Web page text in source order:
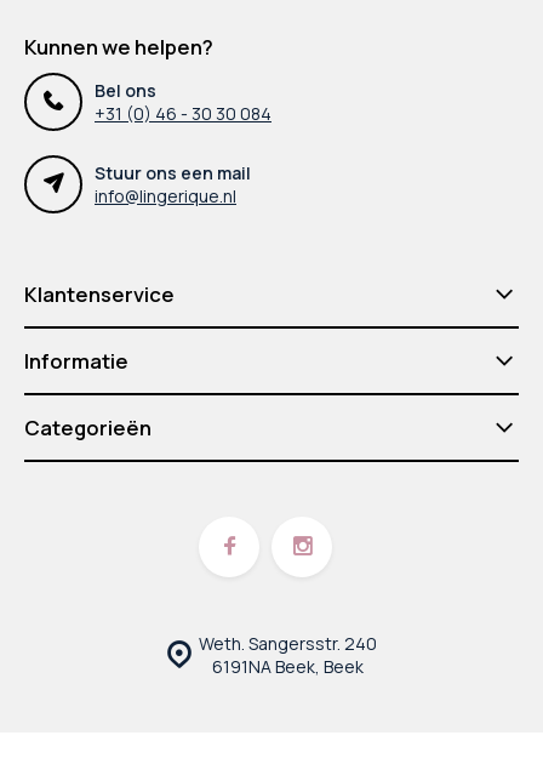
Kunnen we helpen?
Bel ons
+31 (0) 46 - 30 30 084
Stuur ons een mail
info@lingerique.nl
Klantenservice
Informatie
Categorieën
Weth. Sangersstr. 240
6191NA Beek, Beek